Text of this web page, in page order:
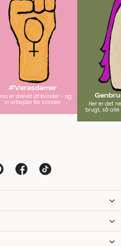
#Verasdamer
er drevet af kvinder - og
vi arbejder for kvinder
Her er det
brugt, så